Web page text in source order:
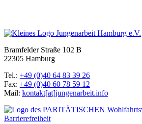
Bramfelder Straße 102 B
22305 Hamburg
Tel.: +49 (0)40 64 83 39 26
Fax: +49 (0)40 60 78 59 12
Mail: kontakt[at]jungenarbeit.info
Barrierefreiheit